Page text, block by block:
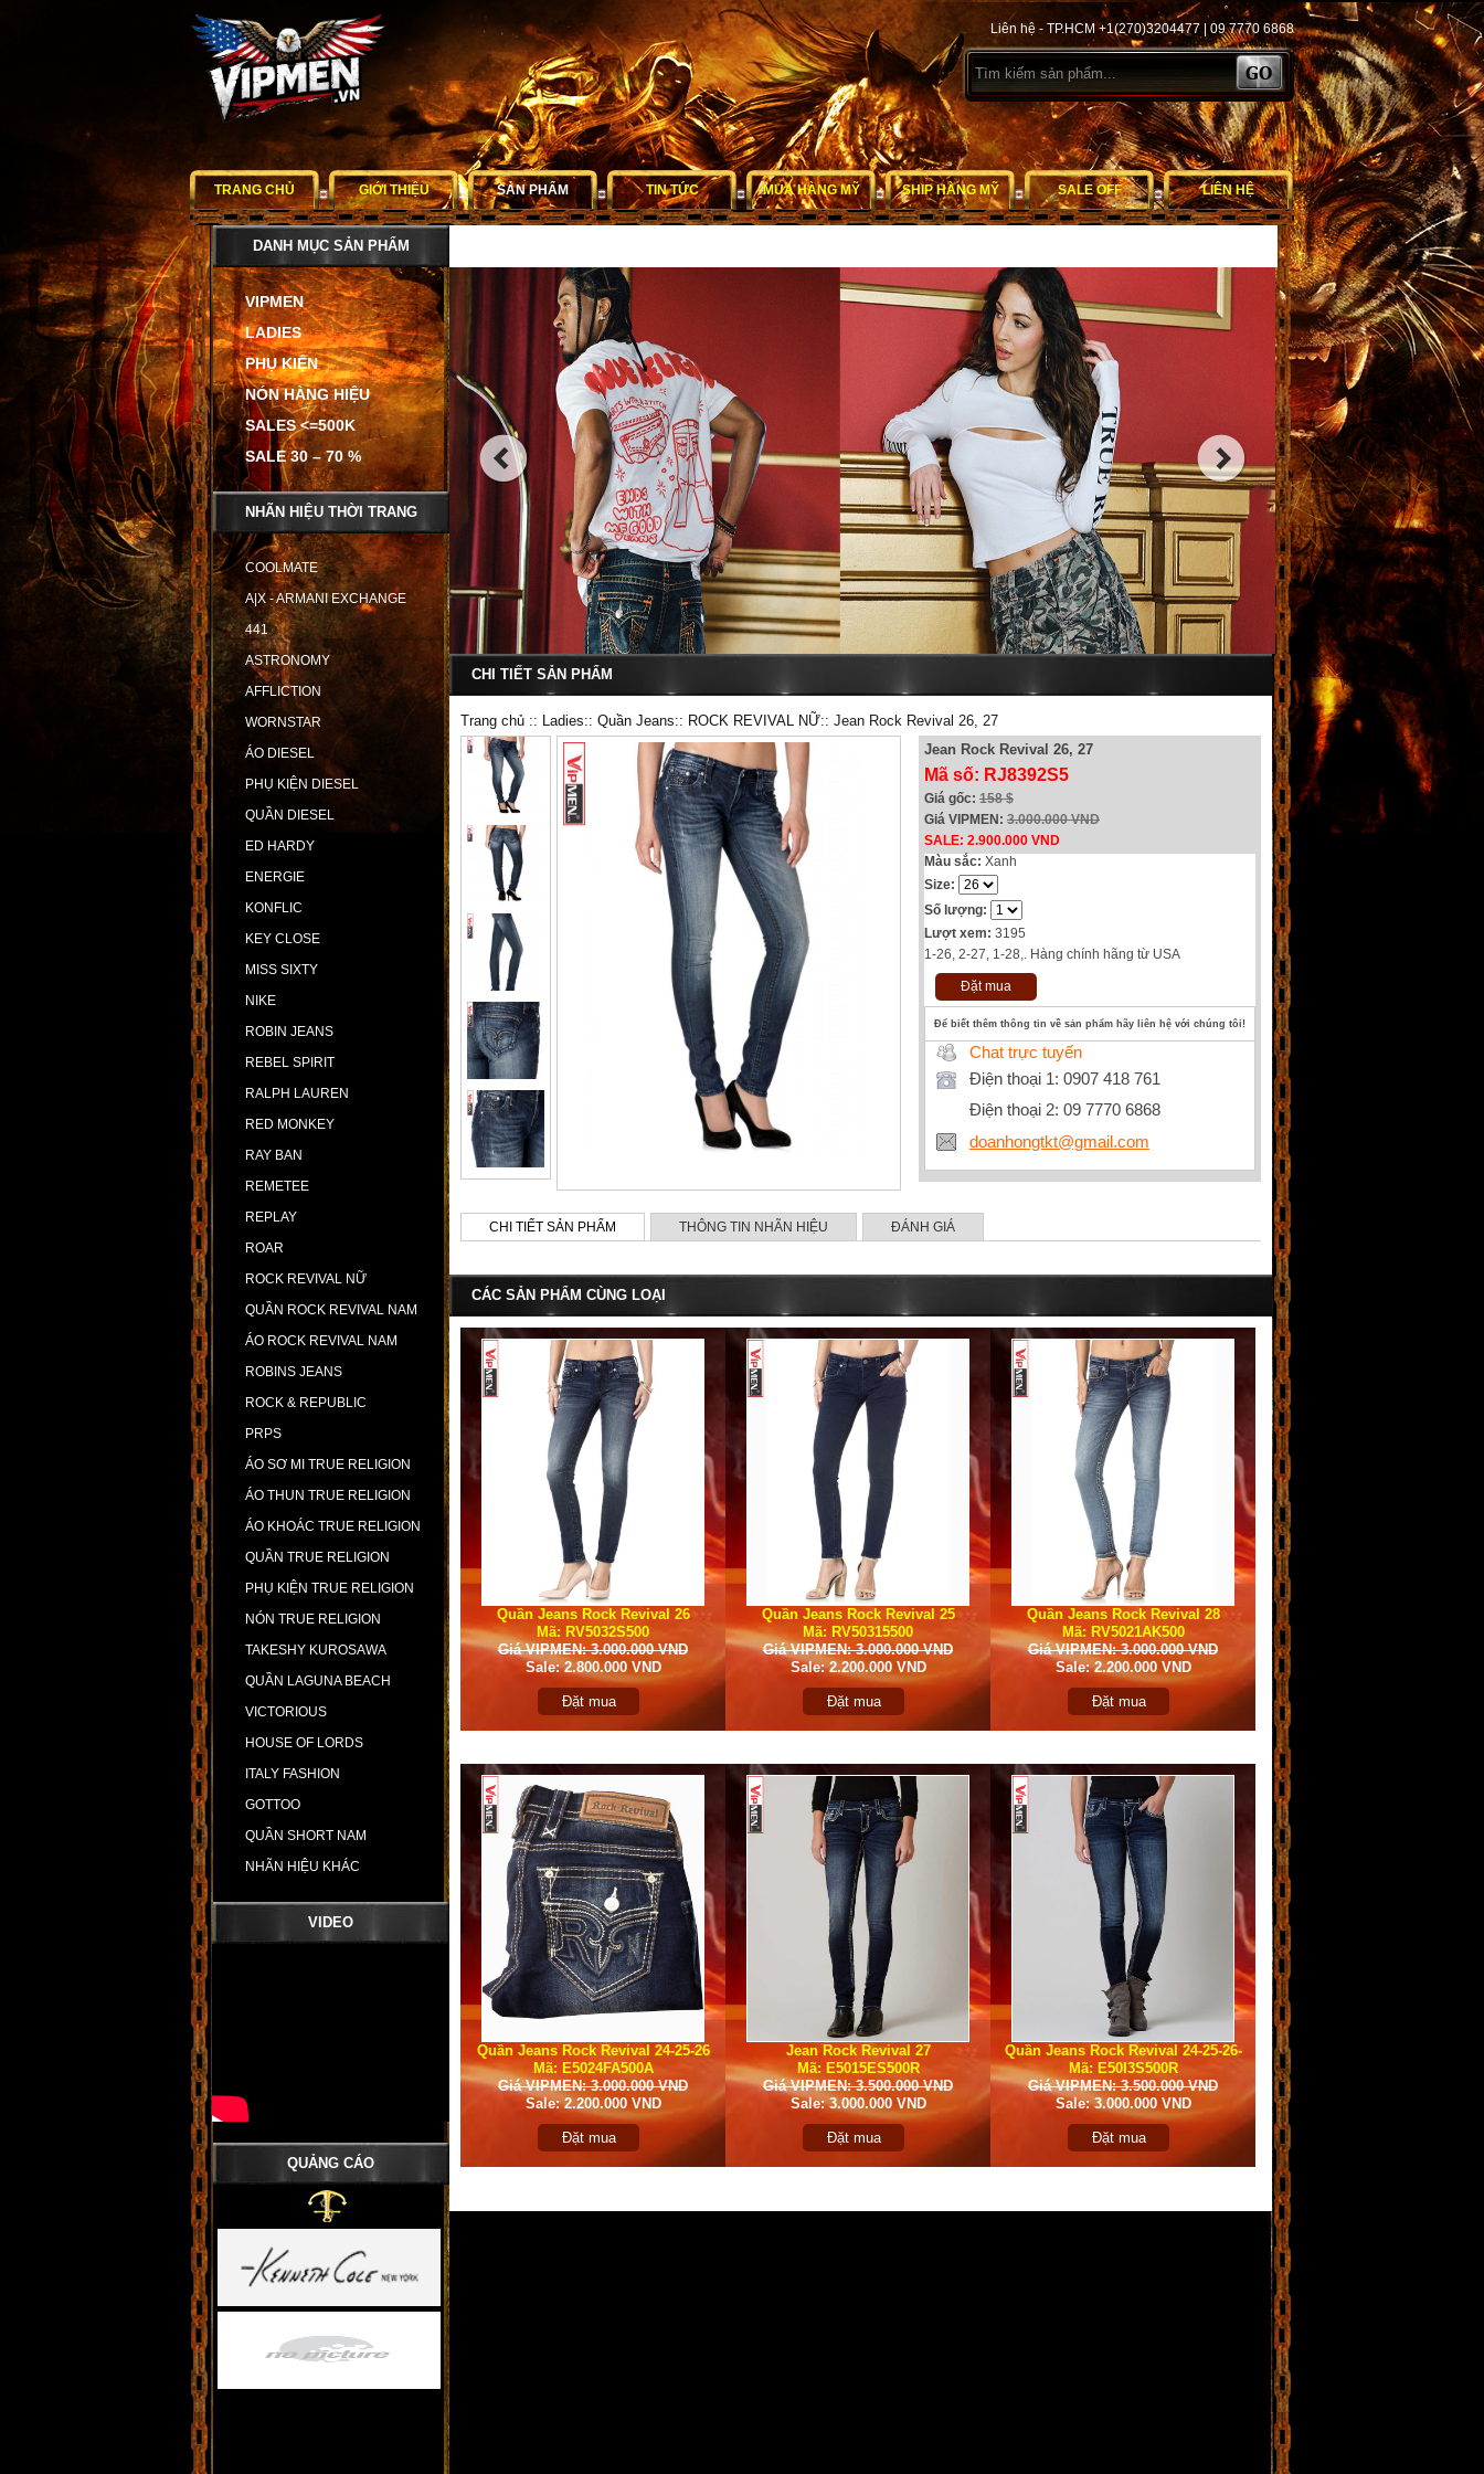
Liên hệ - TP.HCM +1(270)3204477 | 09 7770 6868
TRANG CHỦ GIỚI THIỆU SẢN PHẨM TIN TỨC MUA HÀNG MỸ SHIP HÀNG MỸ SALE OFF LIÊN HỆ
DANH MỤC SẢN PHẨM
VIPMEN
LADIES
PHỤ KIỆN
NÓN HÀNG HIỆU
SALES <=500K
SALE 30 – 70 %
NHÃN HIỆU THỜI TRANG
COOLMATE
A|X - ARMANI EXCHANGE
441
ASTRONOMY
AFFLICTION
WORNSTAR
ÁO DIESEL
PHỤ KIỆN DIESEL
QUẦN DIESEL
ED HARDY
ENERGIE
KONFLIC
KEY CLOSE
MISS SIXTY
NIKE
ROBIN JEANS
REBEL SPIRIT
RALPH LAUREN
RED MONKEY
RAY BAN
REMETEE
REPLAY
ROAR
ROCK REVIVAL NỮ
QUẦN ROCK REVIVAL NAM
ÁO ROCK REVIVAL NAM
ROBINS JEANS
ROCK & REPUBLIC
PRPS
ÁO SƠ MI TRUE RELIGION
ÁO THUN TRUE RELIGION
ÁO KHOÁC TRUE RELIGION
QUẦN TRUE RELIGION
PHỤ KIỆN TRUE RELIGION
NÓN TRUE RELIGION
TAKESHY KUROSAWA
QUẦN LAGUNA BEACH
VICTORIOUS
HOUSE OF LORDS
ITALY FASHION
GOTTOO
QUẦN SHORT NAM
NHÃN HIỆU KHÁC
VIDEO
QUẢNG CÁO
CHI TIẾT SẢN PHẨM
Trang chủ :: Ladies:: Quần Jeans:: ROCK REVIVAL NỮ:: Jean Rock Revival 26, 27
Jean Rock Revival 26, 27
Mã số: RJ8392S5
Giá gốc: 158 $
Giá VIPMEN: 3.000.000 VND
SALE: 2.900.000 VND
Màu sắc: Xanh
Size:
Số lượng:
Lượt xem: 3195
1-26, 2-27, 1-28,. Hàng chính hãng từ USA
Đặt mua
Để biết thêm thông tin về sản phẩm hãy liên hệ với chúng tôi!
Chat trực tuyến
Điện thoại 1: 0907 418 761
Điện thoại 2: 09 7770 6868
doanhongtkt@gmail.com
CHI TIẾT SẢN PHẨM THÔNG TIN NHÃN HIỆU ĐÁNH GIÁ
CÁC SẢN PHẨM CÙNG LOẠI
Quần Jeans Rock Revival 26
Mã: RV5032S500
Giá VIPMEN: 3.000.000 VND
Sale: 2.800.000 VND
Đặt mua
Quần Jeans Rock Revival 25
Mã: RV50315500
Giá VIPMEN: 3.000.000 VND
Sale: 2.200.000 VND
Đặt mua
Quần Jeans Rock Revival 28
Mã: RV5021AK500
Giá VIPMEN: 3.000.000 VND
Sale: 2.200.000 VND
Đặt mua
Quần Jeans Rock Revival 24-25-26
Mã: E5024FA500A
Giá VIPMEN: 3.000.000 VND
Sale: 2.200.000 VND
Đặt mua
Jean Rock Revival 27
Mã: E5015ES500R
Giá VIPMEN: 3.500.000 VND
Sale: 3.000.000 VND
Đặt mua
Quần Jeans Rock Revival 24-25-26-
27
Mã: E50I3S500R
Giá VIPMEN: 3.500.000 VND
Sale: 3.000.000 VND
Đặt mua